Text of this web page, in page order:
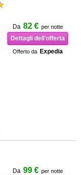
Da 82 € per notte
Dettagli dell'offerta
Offerto da Expedia
Da 99 € per notte